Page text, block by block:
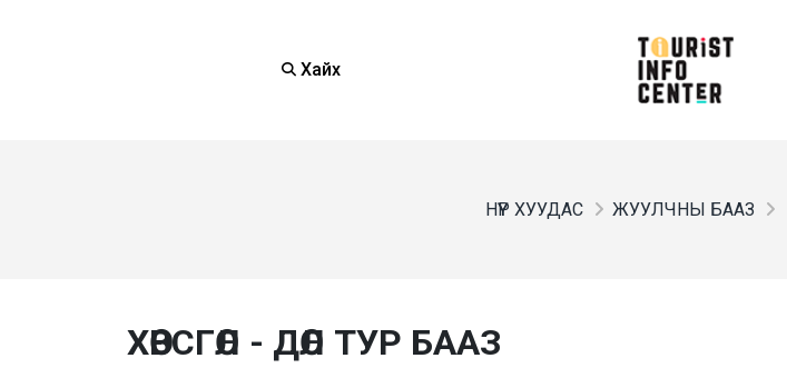
Хайх
НҮҮР ХУУДАС ЖУУЛЧНЫ БААЗ
ХӨВСГӨЛ - ДӨЛ ТУР БААЗ